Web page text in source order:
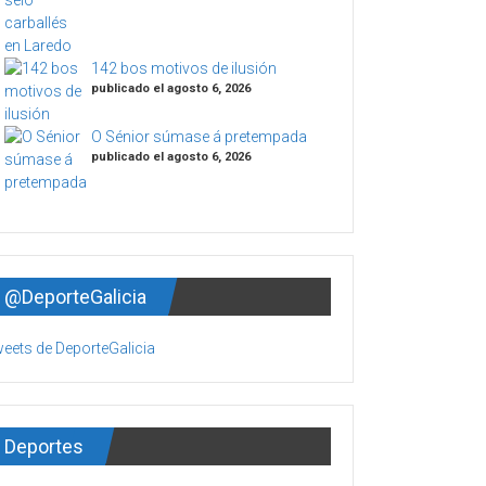
142 bos motivos de ilusión
publicado el agosto 6, 2026
O Sénior súmase á pretempada
publicado el agosto 6, 2026
@DeporteGalicia
de DeporteGalicia
Deportes